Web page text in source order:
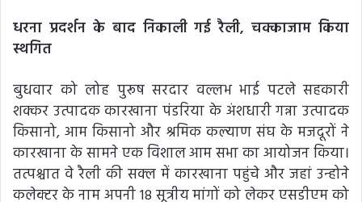
धरना प्रदर्शन के बाद निकाली गई रैली, चक्काजाम किया
स्थगित
बुधवार को लोह पुरूष सरदार वल्लभ भाई पटले सहकारी
शक्कर उत्पादक कारखाना पंडरिया के अंशधारी गन्ना उत्पादक
किसानो, आम किसानो और श्रमिक कल्याण संघ के मजदूरों ने
कारखाना के सामने एक विशाल आम सभा का आयोजन किया।
तत्पश्चात वे रैली की सक्ल में कारखाना पहुंचे और जहां उन्होने
कलेक्टर के नाम अपनी 18 सूत्रीय मांगों को लेकर एसडीएम को